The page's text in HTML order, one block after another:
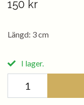
150 kr
Längd: 3 cm
I lager.